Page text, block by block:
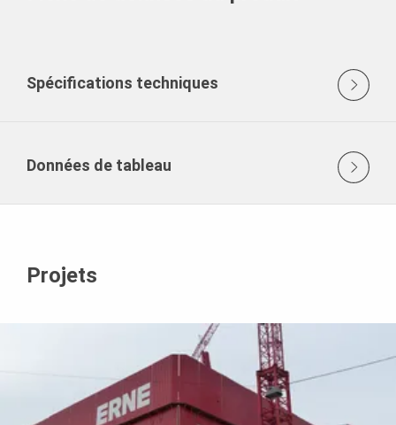
Spécifications techniques
Données de tableau
Projets